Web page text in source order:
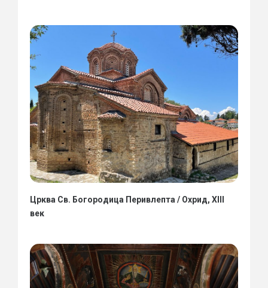
Црква Св. Богородица Перивлепта / Охрид, XIII
век